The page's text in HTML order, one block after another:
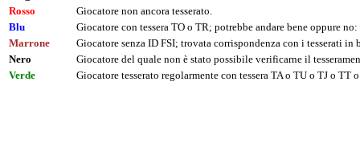
Rosso
Giocatore non ancora tesserato.
Blu
Giocatore con tessera TO o TR; potrebbe andare bene oppure
Marrone
Giocatore senza ID FSI; trovata corrispondenza con i tesserati
Nero
Giocatore del quale non è stato possibile verificarne il
Verde
Giocatore tesserato regolarmente con tessera TA o TU o TJ o TT